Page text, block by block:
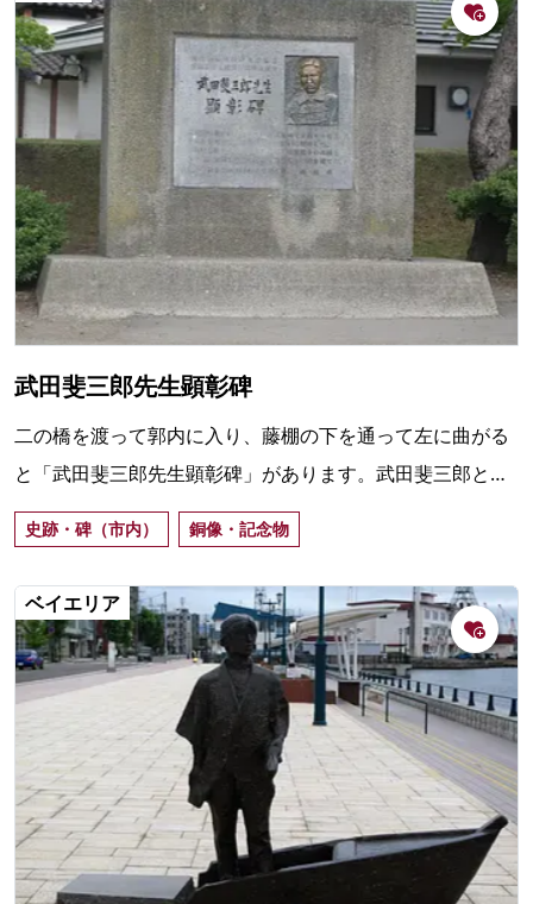
武田斐三郎先生顕彰碑
二の橋を渡って郭内に入り、藤棚の下を通って左に曲がる
と「武田斐三郎先生顕彰碑」があります。武田斐三郎とは
蘭学者で、五稜郭を設計監督、築造した人物。顏の部分が
輝いているのは、「頭のよさにあやかりたい」と、多くの
人になでられてきたからです。
史跡・碑（市内） 銅像・記念物
ベイエリア